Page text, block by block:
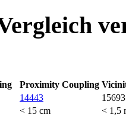
Proximity Coupling
14443
15693
< 15 cm
< 1,5